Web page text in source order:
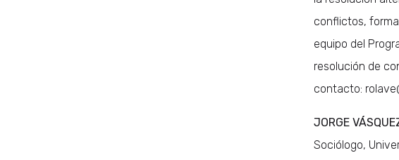
conflictos,
equipo del
resolución de
contacto:
JORGE
Sociólogo,